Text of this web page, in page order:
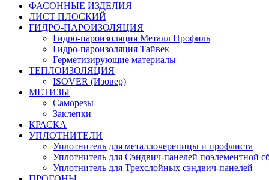
ФАСОННЫЕ ИЗДЕЛИЯ
ЛИСТ ПЛОСКИЙ
ГИДРО-ПАРОИЗОЛЯЦИЯ
Гидро-пароизоляция Металл Профиль
Гидро-пароизоляция Тайвек
Герметизирующие материалы
ТЕПЛОИЗОЛЯЦИЯ
ISOVER (Изовер)
МЕТИЗЫ
Саморезы
Заклепки
КРАСКА
УПЛОТНИТЕЛИ
Уплотнитель для металлочерепицы и профлиста
Уплотнитель для Сэндвич-панелей поэлементной
Уплотнитель для Трехслойных сэндвич-панелей